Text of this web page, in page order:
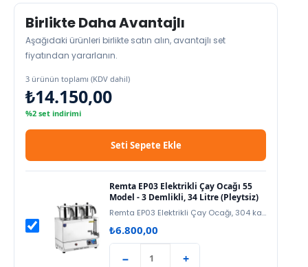
Birlikte Daha Avantajlı
Aşağıdaki ürünleri birlikte satın alın, avantajlı set
fiyatından yararlanın.
3 ürünün toplamı (KDV dahil)
₺14.150,00
%2 set indirimi
Seti Sepete Ekle
Remta EP03 Elektrikli Çay Ocağı 55
Model - 3 Demlikli, 34 Litre (Pleytsiz)
Remta EP03 Elektrikli Çay Ocağı, 304 kalite paslanmaz çelik gövdesiyle dayanıklı, hijyenik…
₺6.800,00
− +